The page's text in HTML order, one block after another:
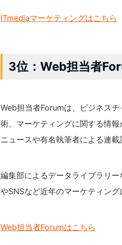
ITmediaマーケティングはこちら
3位：Web担当者
Web担当者Forumは、ビジネス
術、マーケティングに関する情
ニュースや有名執筆者による連
編集部によるデータライブラリ
やSNSなど近年のマーケティング
Web担当者Forumはこちら